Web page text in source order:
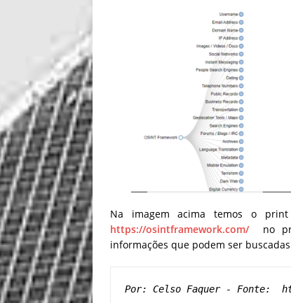
Na imagem acima temos o
https://osintframework.com/no
informações que podem ser
Por: Celso Faquer - Fonte: